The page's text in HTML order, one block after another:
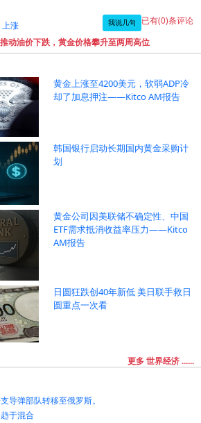
涨 我说几句 已有(0)条评论
动油价下跌，黄金价格攀升至两周高位
黄金上涨至4200美元，软弱ADP冷
却了加息押注——Kitco AM报告
韩国银行启动长期国内黄金采购计
划
黄金公司因美联储不确定性、中国
ETF需求抵消收益率压力——Kitco
AM报告
日圆狂跌创40年新低 美日联手救日
圆重点一次看
更多 世界经济 ......
导弹部队转移至俄罗斯。
于混合